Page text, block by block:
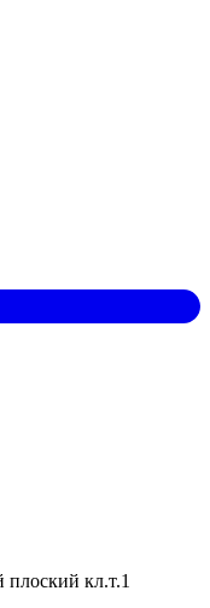
кл.т.1